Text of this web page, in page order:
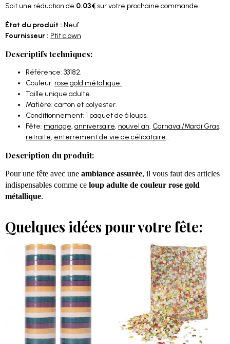
Soit une réduction de 0.03€ sur votre prochaine commande.
État du produit : Neuf
Fournisseur : Ptit clown
Descriptifs techniques:
Référence: 33182.
Couleur: rose gold métallique.
Taille unique adulte.
Matière: carton et polyester.
Conditionnement: 1 paquet de 6 loups.
Fête: mariage, anniversaire, nouvel an, Carnaval/Mardi Gras,
retraite, enterrement de vie de célibataire...
Description du produit:
Pour une fête avec une ambiance assurée, il vous faut des articles
indispensables comme ce loup adulte de couleur rose gold
métallique.
Quelques idées pour votre fête: